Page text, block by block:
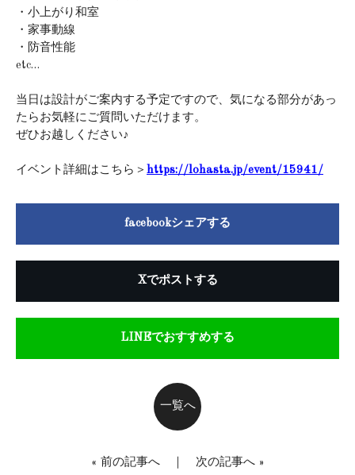
・小上がり和室
・家事動線
・防音性能
etc…
当日は設計がご案内する予定ですので、気になる部分があっ
たらお気軽にご質問いただけます。
ぜひお越しください♪
イベント詳細はこちら＞ https://lohasta.jp/event/15941/
facebookシェアする
Xでポストする
LINEでおすすめする
一覧へ
« 前の記事へ｜ 次の記事へ»